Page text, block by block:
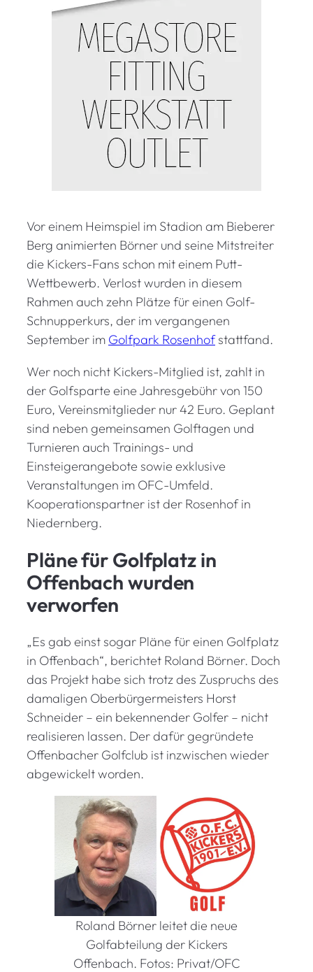
Vor einem Heimspiel im Stadion am Bieberer
Berg animierten Börner und seine Mitstreiter
die Kickers-Fans schon mit einem Putt-
Wettbewerb. Verlost wurden in diesem
Rahmen auch zehn Plätze für einen Golf-
Schnupperkurs, der im vergangenen
September im Golfpark Rosenhofstattfand.
Wer noch nicht Kickers-Mitglied ist, zahlt in
der Golfsparte eine Jahresgebühr von 150
Euro, Vereinsmitglieder nur 42 Euro. Geplant
sind neben gemeinsamen Golftagen und
Turnieren auch Trainings- und
Einsteigerangebote sowie exklusive
Veranstaltungen im OFC-Umfeld.
Kooperationspartner ist der Rosenhof in
Niedernberg.
Pläne für Golfplatz in
Offenbach wurden
verworfen
„Es gab einst sogar Pläne für einen Golfplatz
in Offenbach“, berichtet Roland Börner. Doch
das Projekt habe sich trotz des Zuspruchs des
damaligen Oberbürgermeisters Horst
Schneider – ein bekennender Golfer – nicht
realisieren lassen. Der dafür gegründete
Offenbacher Golfclub ist inzwischen wieder
abgewickelt worden.
Roland Börner leitet die neue
Golfabteilung der Kickers
Offenbach. Fotos: Privat/OFC